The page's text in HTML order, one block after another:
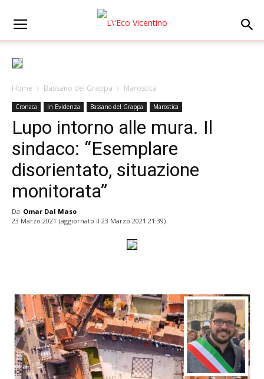
Home Bassano del Grappa Marostica
Cronaca In Evidenza Bassano del Grappa Marostica
Lupo intorno alle mura. Il
sindaco: “Esemplare
disorientato, situazione
monitorata”
Da Omar Dal Maso
23 Marzo 2021 (aggiornato il 23 Marzo 2021 21:39)